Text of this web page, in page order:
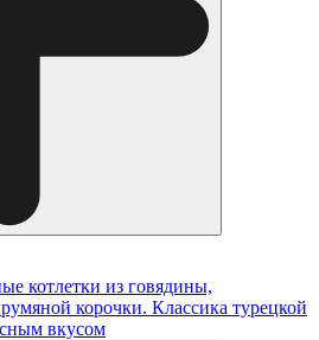
котлетки из говядины,
корочки. Классика турецкой
вкусом